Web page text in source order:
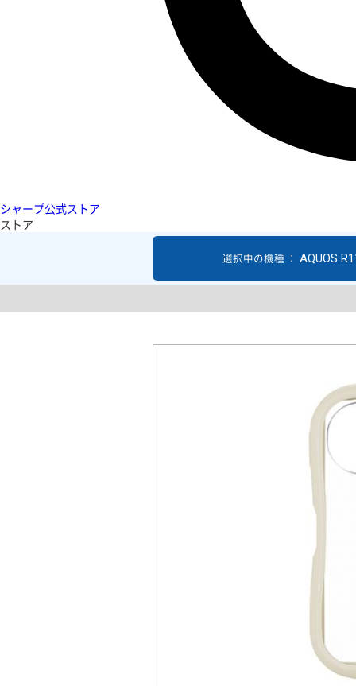
シャープ公式ストア
ストア
選択中の機種 ： AQUOS